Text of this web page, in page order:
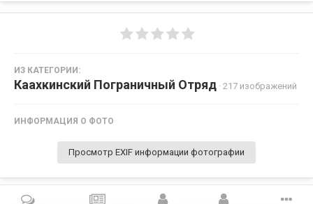
ИЗ КАТЕГОРИИ:
Каахкинский Пограничный Отряд · 217 изображений
ИНФОРМАЦИЯ О ФОТО
Просмотр EXIF информации фотографии